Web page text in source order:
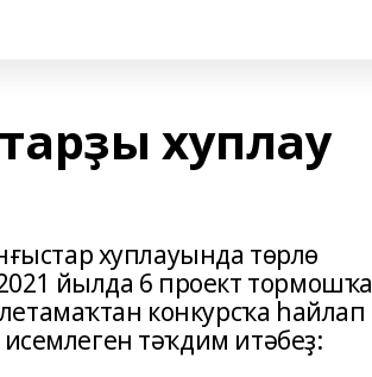
хуплау
хуплауында төрлө
йылда 6 проект тормошҡа
конкурсҡа һайлап
тәҡдим итәбеҙ: